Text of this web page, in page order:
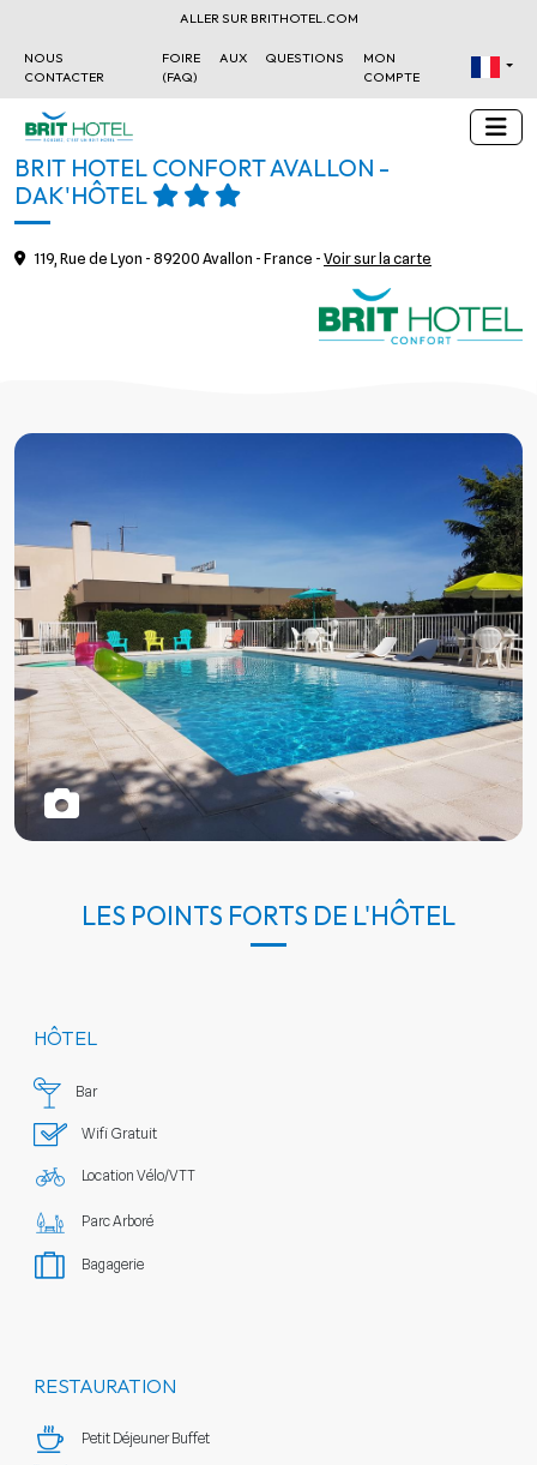
ALLER SUR BRITHOTEL.COM
NOUS
CONTACTER
FOIRE AUX QUESTIONS
(FAQ)
MON
COMPTE
BRIT HOTEL CONFORT AVALLON -
DAK'HÔTEL
119, Rue de Lyon - 89200 Avallon - France - Voir sur la carte
LES POINTS FORTS DE L'HÔTEL
HÔTEL
Bar
Wifi Gratuit
Location Vélo/VTT
Parc Arboré
Bagagerie
RESTAURATION
Petit Déjeuner Buffet